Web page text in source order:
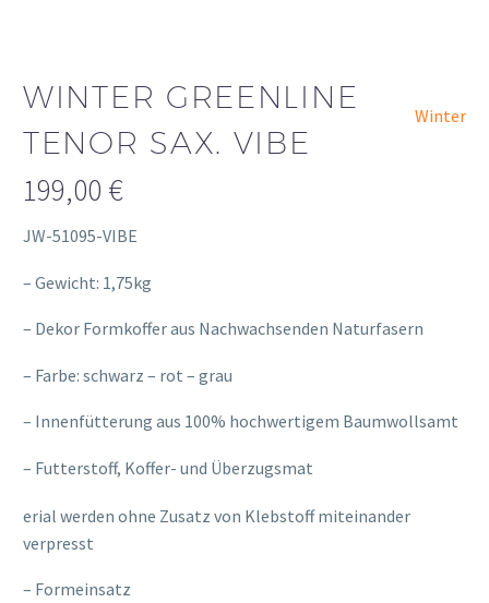
WINTER GREENLINE
TENOR SAX. VIBE
Winter
199,00 €
JW-51095-VIBE
– Gewicht: 1,75kg
– Dekor Formkoffer aus Nachwachsenden Naturfasern
– Farbe: schwarz – rot – grau
– Innenfütterung aus 100% hochwertigem Baumwollsamt
– Futterstoff, Koffer- und Überzugsmat
osteopathe-nyon-cabinet-monney
erial werden ohne Zusatz von Klebstoff miteinander
verpresst
– Formeinsatz